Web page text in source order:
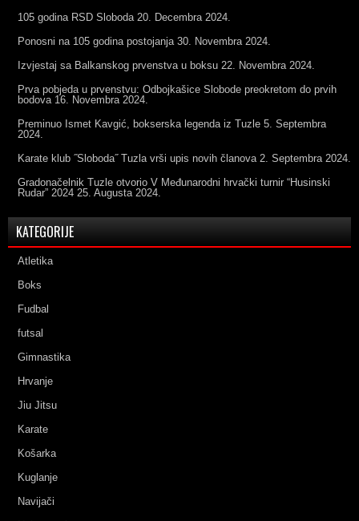
105 godina RSD Sloboda 20. Decembra 2024.
Ponosni na 105 godina postojanja 30. Novembra 2024.
Izvjestaj sa Balkanskog prvenstva u boksu 22. Novembra 2024.
Prva pobjeda u prvenstvu: Odbojkašice Slobode preokretom do prvih
bodova 16. Novembra 2024.
Preminuo Ismet Kavgić, bokserska legenda iz Tuzle 5. Septembra
2024.
Karate klub ˝Sloboda˝ Tuzla vrši upis novih članova 2. Septembra 2024.
Gradonačelnik Tuzle otvorio V Međunarodni hrvački turnir “Husinski
Rudar” 2024 25. Augusta 2024.
KATEGORIJE
Atletika
Boks
Fudbal
futsal
Gimnastika
Hrvanje
Jiu Jitsu
Karate
Košarka
Kuglanje
Navijači